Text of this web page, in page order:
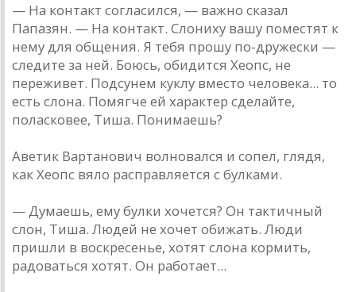
— На контакт согласился, — важно сказал
Папазян. — На контакт. Слониху вашу поместят к
нему для общения. Я тебя прошу по-дружески —
следите за ней. Боюсь, обидится Хеопс, не
переживет. Подсунем куклу вместо человека... то
есть слона. Помягче ей характер сделайте,
поласковее, Тиша. Понимаешь?
Аветик Вартанович волновался и сопел, глядя,
как Хеопс вяло расправляется с булками.
— Думаешь, ему булки хочется? Он тактичный
слон, Тиша. Людей не хочет обижать. Люди
пришли в воскресенье, хотят слона кормить,
радоваться хотят. Он работает...